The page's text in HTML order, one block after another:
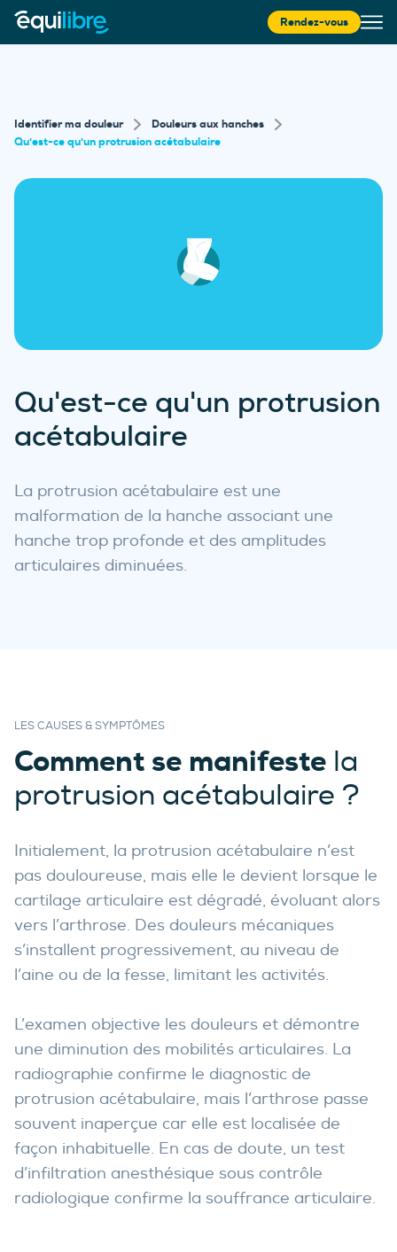
Rendez-vous
Identifier ma douleur
Douleurs aux hanches
Qu'est-ce qu'un protrusion acétabulaire
Qu'est-ce qu'un protrusion
acétabulaire
La protrusion acétabulaire est une
malformation de la hanche associant une
hanche trop profonde et des amplitudes
articulaires diminuées.
LES CAUSES & SYMPTÔMES
Comment se manifeste la
protrusion acétabulaire ?
Initialement, la protrusion acétabulaire n’est
pas douloureuse, mais elle le devient lorsque le
cartilage articulaire est dégradé, évoluant alors
vers l’arthrose. Des douleurs mécaniques
s’installent progressivement, au niveau de
l’aine ou de la fesse, limitant les activités.
L’examen objective les douleurs et démontre
une diminution des mobilités articulaires. La
radiographie confirme le diagnostic de
protrusion acétabulaire, mais l’arthrose passe
souvent inaperçue car elle est localisée de
façon inhabituelle. En cas de doute, un test
d’infiltration anesthésique sous contrôle
radiologique confirme la souffrance articulaire.